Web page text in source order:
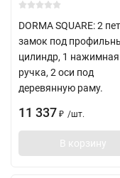
DORMA SQUARE: 2
замок под
цилиндр, 1 нажимная
ручка, 2 оси под
деревянную раму.
11 337 ₽ /шт.
В корзину